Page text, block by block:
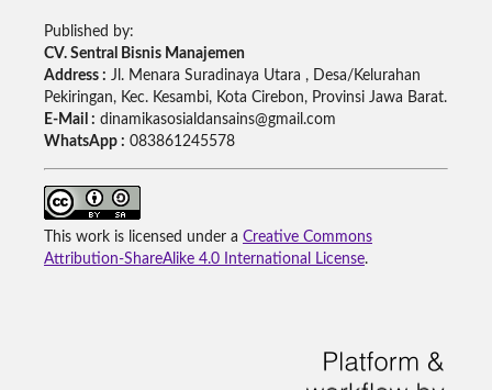
Published by:
CV. Sentral Bisnis Manajemen
Address : Jl. Menara Suradinaya Utara , Desa/Kelurahan
Pekiringan, Kec. Kesambi, Kota Cirebon, Provinsi Jawa Barat.
E-Mail : dinamikasosialdansains@gmail.com
WhatsApp : 083861245578
This work is licensed under a Creative Commons
Attribution-ShareAlike 4.0 International License.